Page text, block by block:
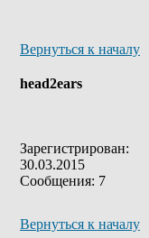
Вернуться к началу
head2ears
Зарегистрирован:
30.03.2015
Сообщения: 7
Вернуться к началу